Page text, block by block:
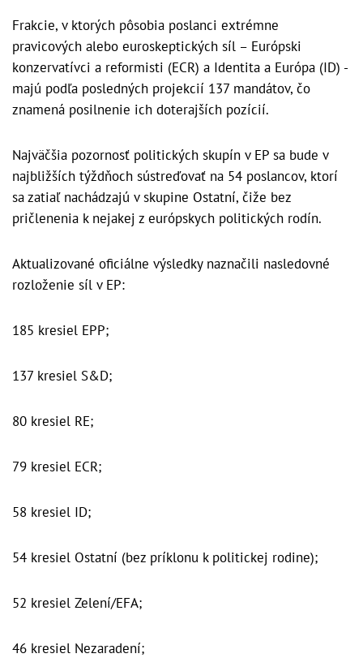
Frakcie, v ktorých pôsobia poslanci extrémne
pravicových alebo euroskeptických síl – Európski
konzervatívci a reformisti (ECR) a Identita a Európa (ID) -
majú podľa posledných projekcií 137 mandátov, čo
znamená posilnenie ich doterajších pozícií.
Najväčšia pozornosť politických skupín v EP sa bude v
najbližších týždňoch sústreďovať na 54 poslancov, ktorí
sa zatiaľ nachádzajú v skupine Ostatní, čiže bez
pričlenenia k nejakej z európskych politických rodín.
Aktualizované oficiálne výsledky naznačili nasledovné
rozloženie síl v EP:
185 kresiel EPP;
137 kresiel S&D;
80 kresiel RE;
79 kresiel ECR;
58 kresiel ID;
54 kresiel Ostatní (bez príklonu k politickej rodine);
52 kresiel Zelení/EFA;
46 kresiel Nezaradení;